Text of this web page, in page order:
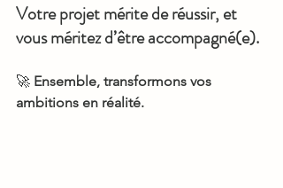
Votre projet mérite de réussir, et
vous méritez d’être accompagné(e).
🚀 Ensemble, transformons vos
ambitions en réalité.